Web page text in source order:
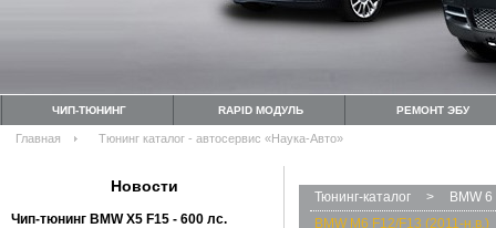
ЧИП-ТЮНИНГ RAPID МОДУЛЬ РЕМОНТ ЭБУ
Главная Тюнинг каталог - автосервис «Наука-Авто»
Новости
Чип-тюнинг BMW Х5 F15 - 600 лс.
Тюнинг-каталог >
BMW
BMW M6 F12/F13 (2011-н.в.)